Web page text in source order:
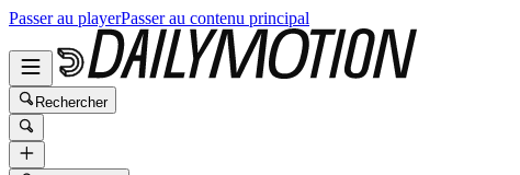
Passer au playerPasser au contenu principal
Rechercher